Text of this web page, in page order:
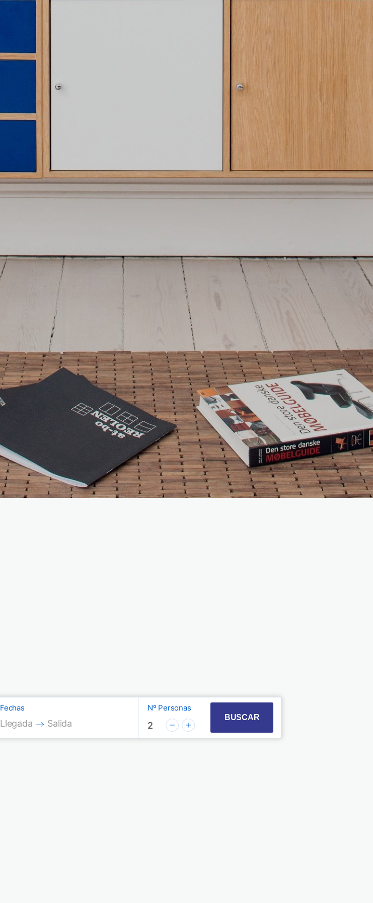
Fechas
Press the down arrow key to interact with the calendar and select a date. Press the
Llegada
Press the down arrow key to interact with the calendar and select a date.
Salida
Nº Personas
2
BUSCAR